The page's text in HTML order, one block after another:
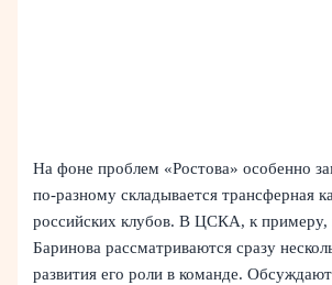
На фоне проблем «Ростова» особенно
по‑разному складывается трансферная
российских клубов. В ЦСКА, к примеру,
Баринова рассматриваются сразу
развития его роли в команде.